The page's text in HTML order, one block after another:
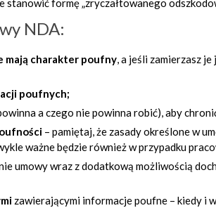
stanowić formę „zryczałtowanego
NDA:
mają charakter poufny, a jeśli zamierzasz
poufnych;
a czego nie powinna robić), aby
– pamiętaj, że zasady określone w
ważne będzie również w przypadku
umowywraz z dodatkową możliwością
zawierającymi informacje poufne – kiedy i